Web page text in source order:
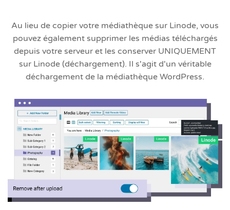
Au lieu de copier votre médiathèque sur Linode, vous
pouvez également supprimer les médias téléchargés
depuis votre serveur et les conserver UNIQUEMENT
sur Linode (déchargement). Il s'agit d'un véritable
déchargement de la médiathèque WordPress.